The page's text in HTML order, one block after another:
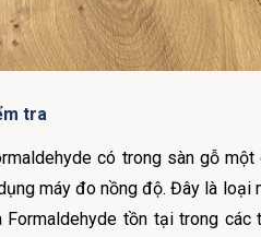
tra
có trong sàn gỗ một
máy đo nồng độ. Đây là loại
tồn tại trong các